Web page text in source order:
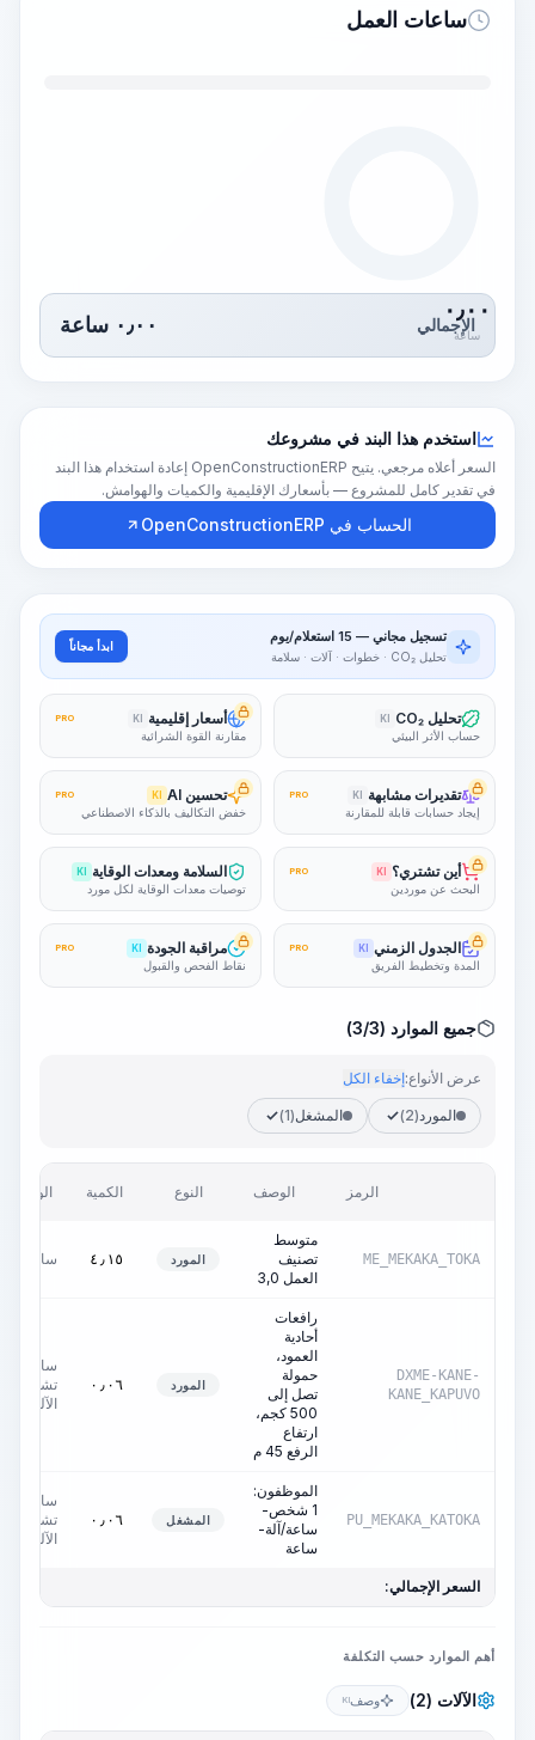
ساعات العمل
٠٫٠٠
ساعة
الإجمالي ٠٫٠٠ ساعة
استخدم هذا البند في مشروعك
السعر أعلاه مرجعي. يتيح OpenConstructionERP إعادة استخدام هذا البند
في تقدير كامل للمشروع — بأسعارك الإقليمية والكميات والهوامش.
الحساب في OpenConstructionERP
تسجيل مجاني — 15 استعلام/يوم
تحليل CO₂ · خطوات · آلات · سلامة
ابدأ مجاناً
تحليل CO₂ KI
حساب الأثر البيئي
أسعار إقليمية KI
PRO
مقارنة القوة الشرائية
تقديرات مشابهة KI
PRO
إيجاد حسابات قابلة للمقارنة
تحسين AI KI
PRO
خفض التكاليف بالذكاء الاصطناعي
أين تشتري؟ KI
PRO
البحث عن موردين
السلامة ومعدات الوقاية KI
توصيات معدات الوقاية لكل مورد
الجدول الزمني KI
PRO
المدة وتخطيط الفريق
مراقبة الجودة KI
PRO
نقاط الفحص والقبول
جميع الموارد (3/3)
عرض الأنواع:إخفاء الكل
المورد(2) المشغل(1)
الرمز الوصف النوع الكمية الوحدة
ME_MEKAKA_TOKA
متوسط
تصنيف
العمل 3,0
المورد ٤٫١٥ ساعات
DXME-KANE-
KANE_KAPUVO
رافعات
أحادية
العمود،
حمولة
تصل إلى
500 كجم،
ارتفاع
الرفع 45 م
المورد ٠٫٠٦
ساعات
تشغيل
الآلة
PU_MEKAKA_KATOKA
الموظفون:
1 شخص-
ساعة/آلة-
ساعة
المشغل ٠٫٠٦
ساعات
تشغيل
الآلة
السعر الإجمالي:
أهم الموارد حسب التكلفة
الآلات (2) وصفKI